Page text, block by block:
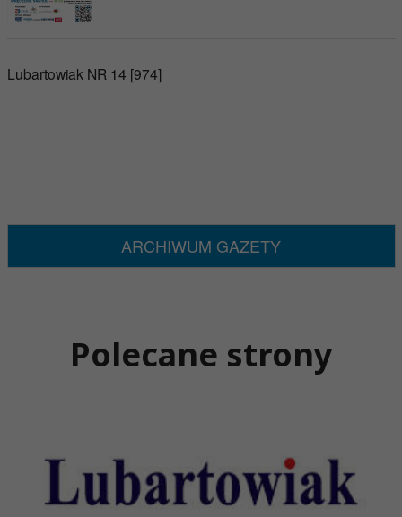
Lubartowiak NR 14 [974]
ARCHIWUM GAZETY
Polecane strony